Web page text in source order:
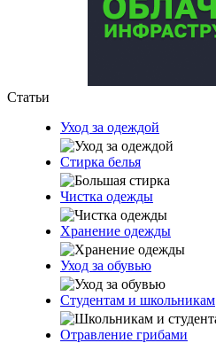
Статьи
Уход за одеждой
Стирка белья
Чистка одежды
Хранение одежды
Уход за обувью
Студентам и школьникам
Отравление грибами